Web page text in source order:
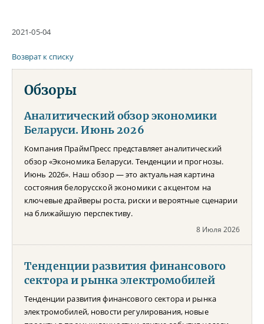
2021-05-04
Возврат к списку
Обзоры
Аналитический обзор экономики
Беларуси. Июнь 2026
Компания ПраймПресс представляет аналитический
обзор «Экономика Беларуси. Тенденции и прогнозы.
Июнь 2026». Наш обзор — это актуальная картина
состояния белорусской экономики с акцентом на
ключевые драйверы роста, риски и вероятные сценарии
на ближайшую перспективу.
8 Июля 2026
Тенденции развития финансового
сектора и рынка электромобилей
Тенденции развития финансового сектора и рынка
электромобилей, новости регулирования, новые